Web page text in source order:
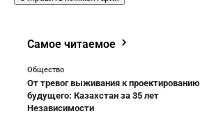
Самое читаемое
Общество
От тревог выживания к проектированию
будущего: Казахстан за 35 лет
Независимости